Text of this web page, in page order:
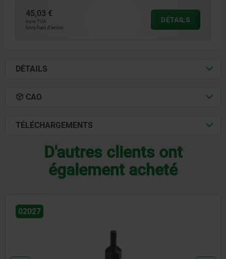
45,03 €
hors TVA
hors frais d’envoi
DÉTAILS
DÉTAILS
CAO
TÉLÉCHARGEMENTS
D'autres clients ont
également acheté